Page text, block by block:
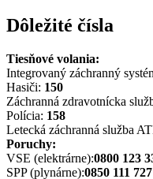
Dôležité čísla
Tiesňové volania:
Integrovaný záchranný
Hasiči: 150
Záchranná zdravotnícka
Polícia: 158
Letecká záchranná služba
Poruchy:
VSE (elektrárne):0800 123
SPP (plynárne):0850 111 727